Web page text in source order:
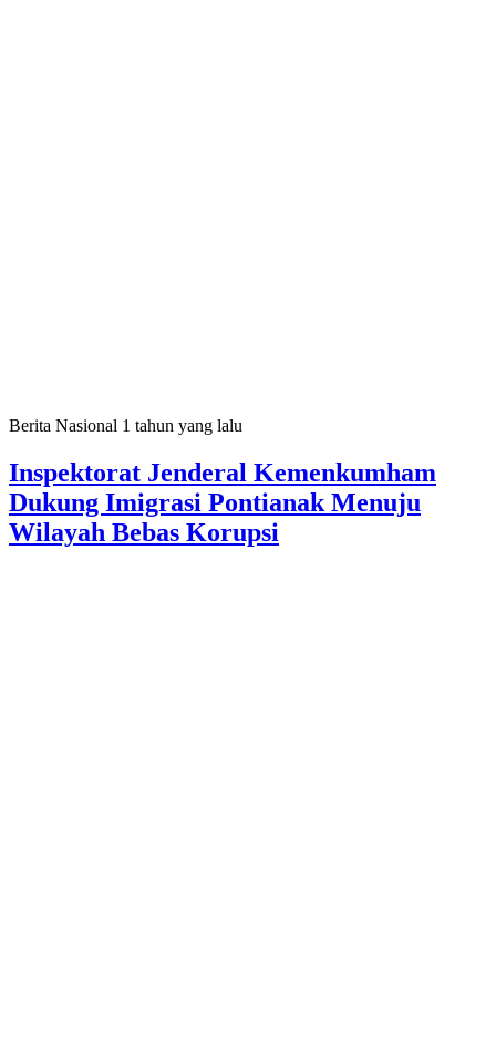
Berita Nasional 1 tahun yang lalu
Inspektorat Jenderal Kemenkumham
Dukung Imigrasi Pontianak Menuju
Wilayah Bebas Korupsi